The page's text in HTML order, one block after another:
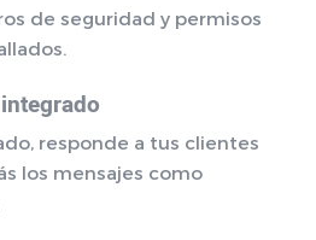
de seguridad y permisos
responde a tus clientes
los mensajes como